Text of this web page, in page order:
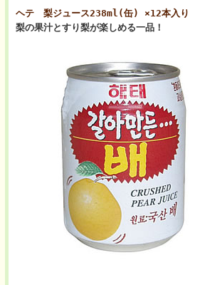
ヘテ 梨ジュース238ml(缶) ×12本入り
梨の果汁とすり梨が楽しめる一品！